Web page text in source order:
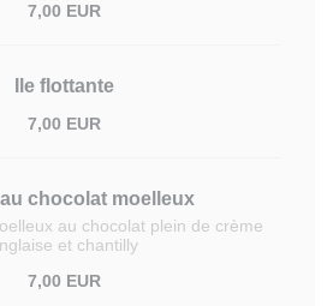
7,00 EUR
Ile flottante
7,00 EUR
chocolat moelleux
au chocolat plein de crème
et chantilly
7,00 EUR